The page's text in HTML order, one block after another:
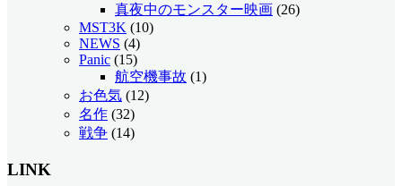
真夜中のモンスター映画 (26)
MST3K (10)
NEWS (4)
Panic (15)
航空機事故 (1)
お色気 (12)
名作 (32)
戦争 (14)
LINK